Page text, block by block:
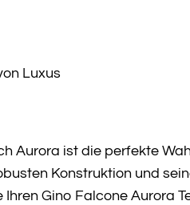
Luxus
Aurora ist die perfekte
Konstruktion und
Ihren Gino Falcone Aurora